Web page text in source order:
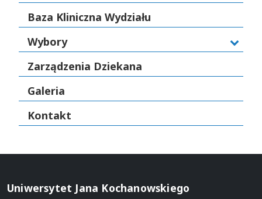
Baza Kliniczna Wydziału
Wybory
Zarządzenia Dziekana
Galeria
Kontakt
Uniwersytet Jana Kochanowskiego